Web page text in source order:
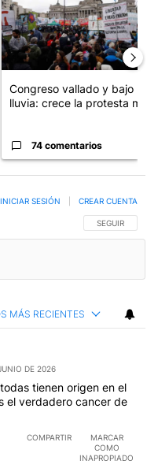
Congreso vallado y bajo la
lluvia: crece la protesta mi...
74 comentarios
SIGA ESTA
SEGUIR
INICIAR SESIÓN CREAR CUENTA
MÁS RECIENTES
DE 2026
todas tienen origen en el
el verdadero cancer de
COMPARTIR
MARCAR
COMO
INAPROPIADO